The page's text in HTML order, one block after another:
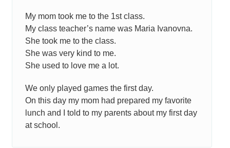
My mom took me to the 1st class.
My class teacher’s name was Maria Ivanovna.
She took me to the class.
She was very kind to me.
She used to love me a lot.
We only played games the first day.
On this day my mom had prepared my favorite
lunch and I told to my parents about my first day
at school.